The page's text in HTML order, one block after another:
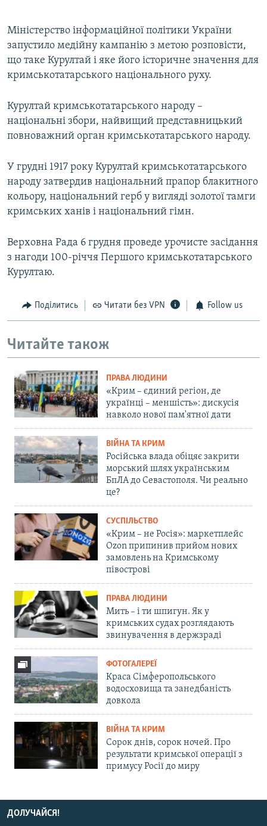
Міністерство інформаційної політики України
запустило медійну кампанію з метою розповісти,
що таке Курултай і яке його історичне значення для
кримськотатарського національного руху.
Курултай кримськотатарського народу –
національні збори, найвищий представницький
повноважний орган кримськотатарського народу.
У грудні 1917 року Курултай кримськотатарського
народу затвердив національний прапор блакитного
кольору, національний герб у вигляді золотої тамги
кримських ханів і національний гімн.
Верховна Рада 6 грудня проведе урочисте засідання
з нагоди 100-річчя Першого кримськотатарського
Курултаю.
Поділитись Читати без VPN Follow us
Читайте також
ПРАВА ЛЮДИНИ
«Крим – єдиний регіон, де
українці – меншість»: дискусія
навколо нової пам'ятної дати
ВІЙНА ТА КРИМ
Російська влада обіцяє закрити
морський шлях українським
БпЛА до Севастополя. Чи реально
це?
СУСПІЛЬСТВО
«Крим – не Росія»: маркетплейс
Ozon припинив прийом нових
замовлень на Кримському
півострові
ПРАВА ЛЮДИНИ
Мить – і ти шпигун. Як у
кримських судах розглядають
звинувачення в держзраді
ФОТОГАЛЕРЕЇ
Краса Сімферопольського
водосховища та занедбаність
довкола
ВІЙНА ТА КРИМ
Сорок днів, сорок ночей. Про
результати кримської операції з
примусу Росії до миру
ДОЛУЧАЙСЯ!